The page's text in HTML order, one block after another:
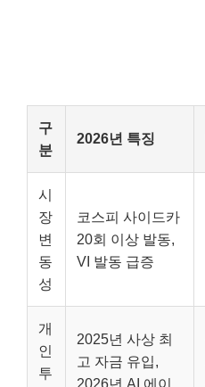
구
분
2026년 특징
시
장
변
동
성
코스피 사이드카
20회 이상 발동,
VI 발동 급증
개
인
투
2025년 사상 최
고 자금 유입,
2026년 AI 에이